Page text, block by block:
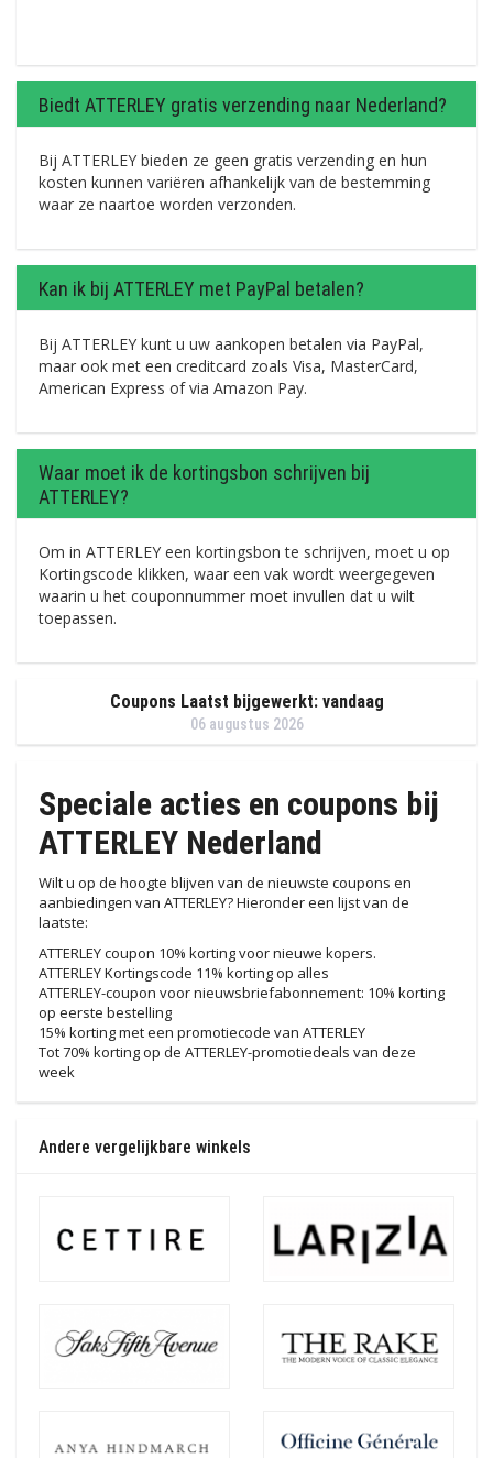
Biedt ATTERLEY gratis verzending naar Nederland?
Bij ATTERLEY bieden ze geen gratis verzending en hun
kosten kunnen variëren afhankelijk van de bestemming
waar ze naartoe worden verzonden.
Kan ik bij ATTERLEY met PayPal betalen?
Bij ATTERLEY kunt u uw aankopen betalen via PayPal,
maar ook met een creditcard zoals Visa, MasterCard,
American Express of via Amazon Pay.
Waar moet ik de kortingsbon schrijven bij
ATTERLEY?
Om in ATTERLEY een kortingsbon te schrijven, moet u op
Kortingscode klikken, waar een vak wordt weergegeven
waarin u het couponnummer moet invullen dat u wilt
toepassen.
Coupons Laatst bijgewerkt: vandaag
06 augustus 2026
Speciale acties en coupons bij
ATTERLEY Nederland
Wilt u op de hoogte blijven van de nieuwste coupons en
aanbiedingen van ATTERLEY? Hieronder een lijst van de
laatste:
ATTERLEY coupon 10% korting voor nieuwe kopers.
ATTERLEY Kortingscode 11% korting op alles
ATTERLEY-coupon voor nieuwsbriefabonnement: 10% korting
op eerste bestelling
15% korting met een promotiecode van ATTERLEY
Tot 70% korting op de ATTERLEY-promotiedeals van deze
week
Andere vergelijkbare winkels